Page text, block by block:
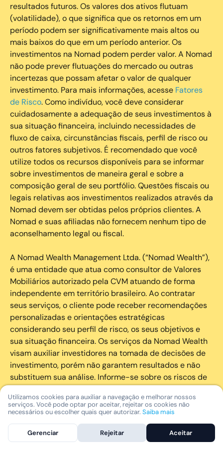
resultados futuros. Os valores dos ativos flutuam
(volatilidade), o que significa que os retornos em um
período podem ser significativamente mais altos ou
mais baixos do que em um período anterior. Os
investimentos na Nomad podem perder valor. A Nomad
não pode prever flutuações do mercado ou outras
incertezas que possam afetar o valor de qualquer
investimento. Para mais informações, acesse Fatores
de Risco. Como indivíduo, você deve considerar
cuidadosamente a adequação de seus investimentos à
sua situação financeira, incluindo necessidades de
fluxo de caixa, circunstâncias fiscais, perfil de risco ou
outros fatores subjetivos. É recomendado que você
utilize todos os recursos disponíveis para se informar
sobre investimentos de maneira geral e sobre a
composição geral de seu portfólio. Questões fiscais ou
legais relativas aos investimentos realizados através da
Nomad devem ser obtidas pelos próprios clientes. A
Nomad e suas afiliadas não fornecem nenhum tipo de
aconselhamento legal ou fiscal.
A Nomad Wealth Management Ltda. (“Nomad Wealth”),
é uma entidade que atua como consultor de Valores
Mobiliários autorizado pela CVM atuando de forma
independente em território brasileiro. Ao contratar
seus serviços, o cliente pode receber recomendações
personalizadas e orientações estratégicas
considerando seu perfil de risco, os seus objetivos e
sua situação financeira. Os serviços da Nomad Wealth
visam auxiliar investidores na tomada de decisões de
investimento, porém não garantem resultados e não
substituem sua análise. Informe-se sobre os riscos de
cada investimento e invista com responsabilidade.
As marcas registradas, logotipos e marcas de serviço
que aparecem nos Serviços, incluindo, mas não se
limitando à marca registrada “Nomad” são marcas
Utilizamos cookies para auxiliar a navegação e melhorar nossos
serviços. Você pode optar por aceitar, rejeitar os cookies não
necessários ou escolher quais quer autorizar. Saiba mais
Gerenciar Rejeitar Aceitar